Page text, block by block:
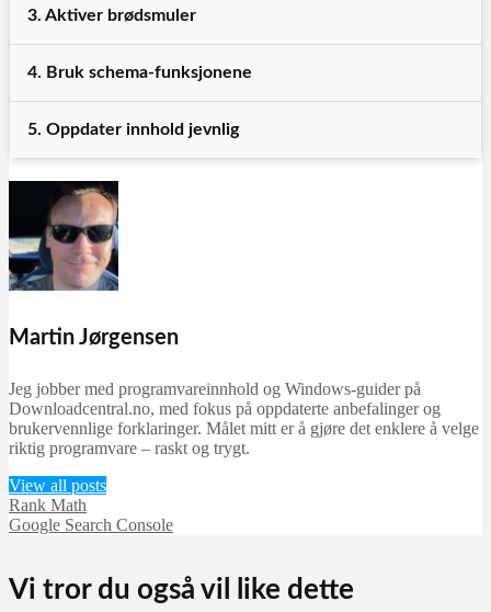
3. Aktiver brødsmuler
4. Bruk schema-funksjonene
5. Oppdater innhold jevnlig
Martin Jørgensen
Jeg jobber med programvareinnhold og Windows-guider på
Downloadcentral.no, med fokus på oppdaterte anbefalinger og
brukervennlige forklaringer. Målet mitt er å gjøre det enklere å velge
riktig programvare – raskt og trygt.
View all posts
Rank Math
Google Search Console
Vi tror du også vil like dette